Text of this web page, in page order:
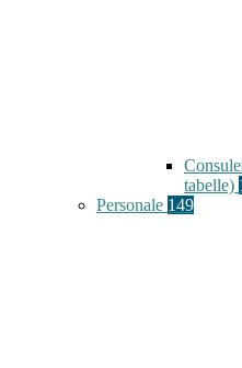
tabelle)
Personale 149